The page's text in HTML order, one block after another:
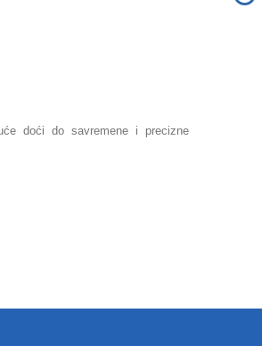
doći do savremene i precizne